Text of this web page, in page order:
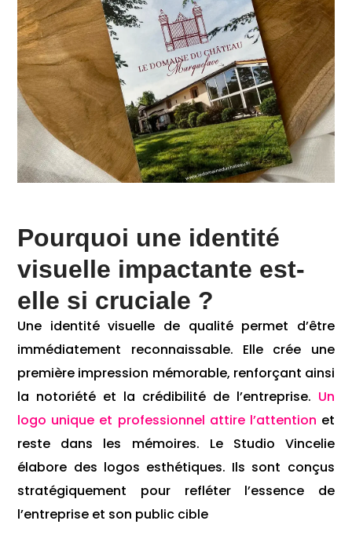
Pourquoi une identité
visuelle impactante est-
elle si cruciale ?
Une identité visuelle de qualité permet d’être
immédiatement reconnaissable. Elle crée une
première impression mémorable, renforçant ainsi
la notoriété et la crédibilité de l’entreprise. Un
logo unique et professionnel attire l’attention et
reste dans les mémoires. Le Studio Vincelie
élabore des logos esthétiques. Ils sont conçus
stratégiquement pour refléter l’essence de
l’entreprise et son public cible